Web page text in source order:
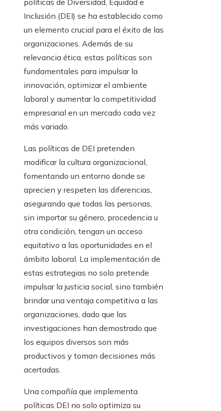
políticas de Diversidad, Equidad e
Inclusión (DEI) se ha establecido como
un elemento crucial para el éxito de las
organizaciones. Además de su
relevancia ética, estas políticas son
fundamentales para impulsar la
innovación, optimizar el ambiente
laboral y aumentar la competitividad
empresarial en un mercado cada vez
más variado.
Las políticas de DEI pretenden
modificar la cultura organizacional,
fomentando un entorno donde se
aprecien y respeten las diferencias,
asegurando que todas las personas,
sin importar su género, procedencia u
otra condición, tengan un acceso
equitativo a las oportunidades en el
ámbito laboral. La implementación de
estas estrategias no solo pretende
impulsar la justicia social, sino también
brindar una ventaja competitiva a las
organizaciones, dado que las
investigaciones han demostrado que
los equipos diversos son más
productivos y toman decisiones más
acertadas.
Una compañía que implementa
políticas DEI no solo optimiza su